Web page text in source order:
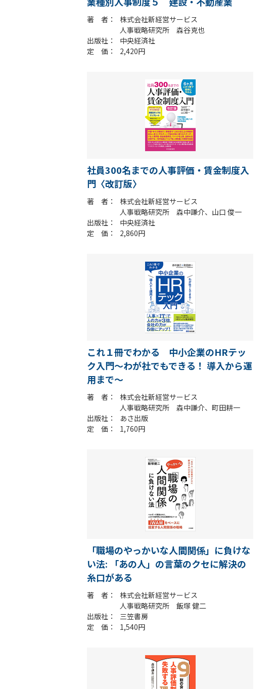
著 者
株式会社新経営サービス
人事戦略研究所 森谷克也
出版社
中央経済社
定 価
2,420円
社員300名までの人事評価・賃金制度入
門〈改訂版〉
著 者
株式会社新経営サービス
人事戦略研究所 森中謙介、山口 俊一
出版社
中央経済社
定 価
2,860円
これ１冊でわかる 中小企業のHRテッ
ク入門～わが社でもできる！ 導入から運
用まで～
著 者
株式会社新経営サービス
人事戦略研究所 森中謙介、町田耕一
出版社
あさ出版
定 価
1,760円
「職場のやっかいな人間関係」に負けな
い法: 「あの人」の言葉のクセに解決の
糸口がある
著 者
株式会社新経営サービス
人事戦略研究所 飯塚 健二
出版社
三笠書房
定 価
1,540円